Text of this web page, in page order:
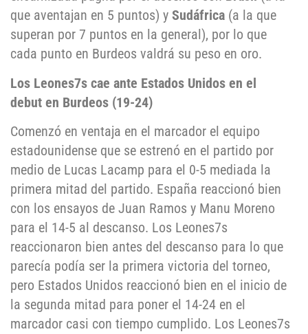
que aventajan en 5 puntos) y Sudáfrica (a la que
superan por 7 puntos en la general), por lo que
cada punto en Burdeos valdrá su peso en oro.
Los Leones7s cae ante Estados Unidos en el
debut en Burdeos (19-24)
Comenzó en ventaja en el marcador el equipo
estadounidense que se estrenó en el partido por
medio de Lucas Lacamp para el 0-5 mediada la
primera mitad del partido. España reaccionó bien
con los ensayos de Juan Ramos y Manu Moreno
para el 14-5 al descanso. Los Leones7s
reaccionaron bien antes del descanso para lo que
parecía podía ser la primera victoria del torneo,
pero Estados Unidos reaccionó bien en el inicio de
la segunda mitad para poner el 14-24 en el
marcador casi con tiempo cumplido. Los Leones7s